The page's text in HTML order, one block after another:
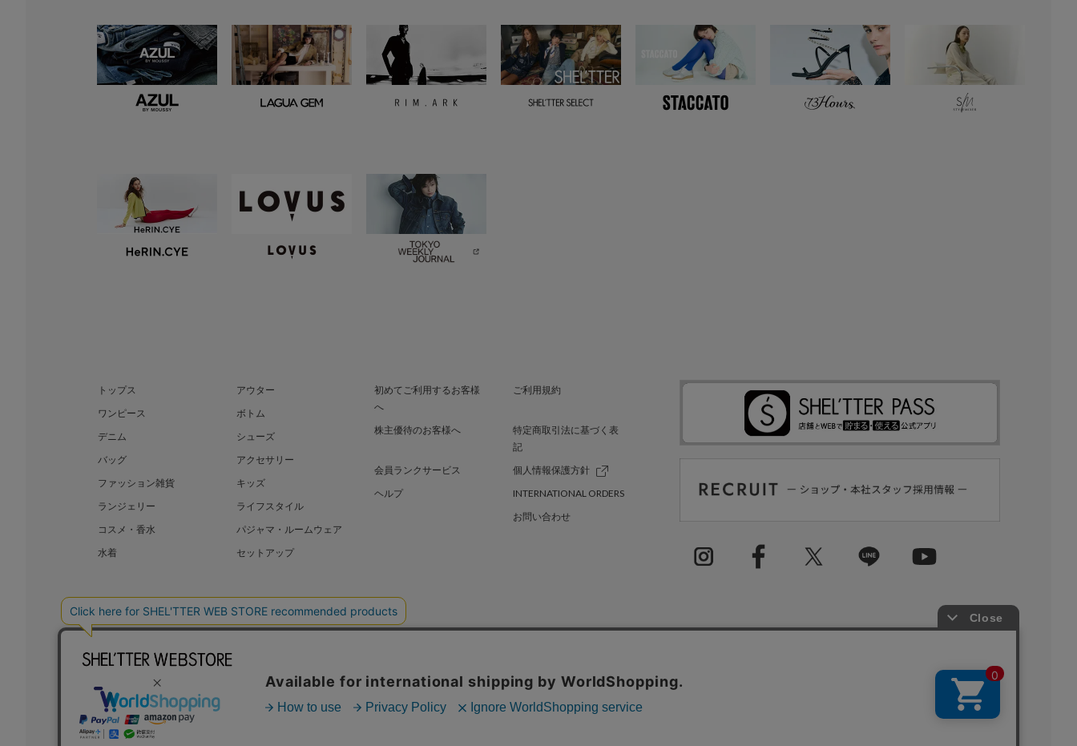
トップス
アウター
ワンピース
ボトム
デニム
シューズ
バッグ
アクセサリー
ファッション雑貨
キッズ
ランジェリー
ライフスタイル
コスメ・香水
パジャマ・ルームウェア
水着
セットアップ
初めてご利用するお客様
へ
ご利用規約
株主優待のお客様へ
特定商取引法に基づく表
記
会員ランクサービス
個人情報保護方針
ヘルプ
INTERNATIONAL ORDERS
お問い合わせ
BAROQUE JAPAN LIMITED SHEL’TTER GREEN 採用情報
COPYRIGHT © BAROQUE JAPAN LIMITED ALL RIGHTS RESERVED.